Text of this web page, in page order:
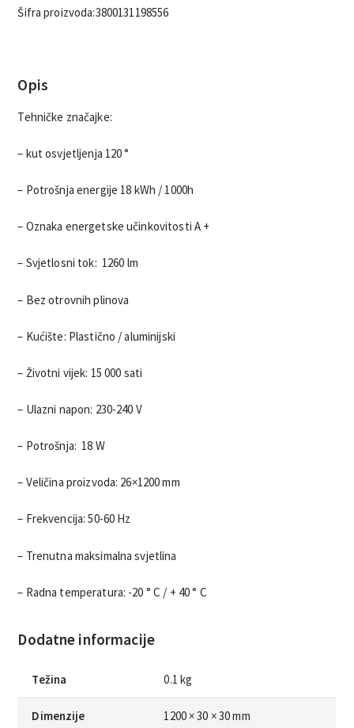
Šifra proizvoda:3800131198556
Opis
Tehničke značajke:
– kut osvjetljenja 120 °
– Potrošnja energije 18 kWh / 1000h
– Oznaka energetske učinkovitosti A +
– Svjetlosni tok: 1260 lm
– Bez otrovnih plinova
– Kućište: Plastično / aluminijski
– Životni vijek: 15 000 sati
– Ulazni napon: 230-240 V
– Potrošnja: 18 W
– Veličina proizvoda: 26×1200 mm
– Frekvencija: 50-60 Hz
– Trenutna maksimalna svjetlina
– Radna temperatura: -20 ° C / + 40 ° C
Dodatne informacije
Težina 0.1 kg
Dimenzije 1200 × 30 × 30 mm